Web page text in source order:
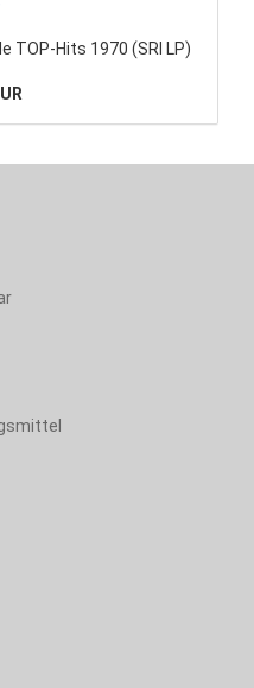
TOP-Hits 1970 (SRI LP)